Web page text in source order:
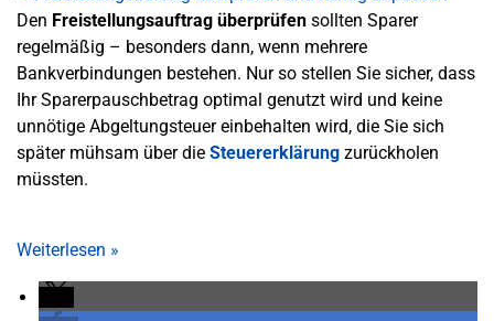
Den Freistellungsauftrag überprüfen sollten Sparer
regelmäßig – besonders dann, wenn mehrere
Bankverbindungen bestehen. Nur so stellen Sie sicher, dass
Ihr Sparerpauschbetrag optimal genutzt wird und keine
unnötige Abgeltungsteuer einbehalten wird, die Sie sich
später mühsam über die Steuererklärung zurückholen
müssten.
Weiterlesen »